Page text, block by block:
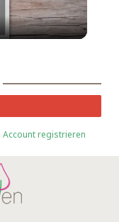
Account registrieren